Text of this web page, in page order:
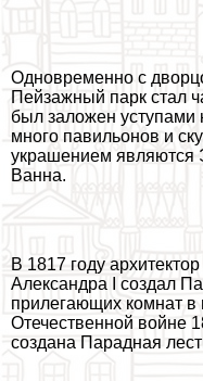
Одновременно с
Пейзажный парк стал
был заложен уступами
много павильонов и
украшением являются
Ванна.
В 1817 году
Александра I создал
прилегающих комнат в
Отечественной войне
создана Парадная